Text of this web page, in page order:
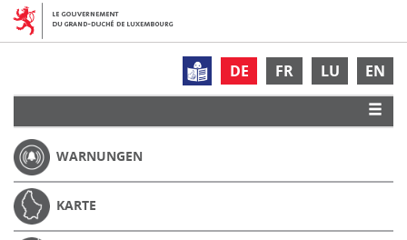
DE FR LU EN
WARNUNGEN
KARTE